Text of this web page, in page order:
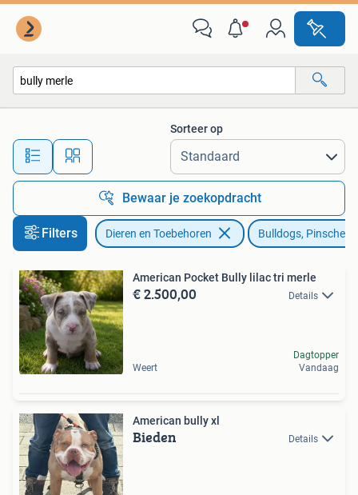
Alle afstanden…
Sorteer op
Bewaar je zoekopdracht
Filters Dieren en Toebehoren Bulldogs,
American Pocket Bully lilac tri merle
€ 2.500,00 Details
Weert
Dagtopper
Vandaag
American bully xl
Bieden Details